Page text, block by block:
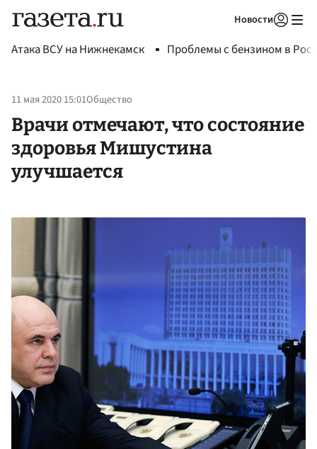
Новости
Атака ВСУ на Нижнекамск Проблемы с бензином в
11 мая 2020 15:01Общество
Врачи отмечают, что состояние
здоровья Мишустина
улучшается